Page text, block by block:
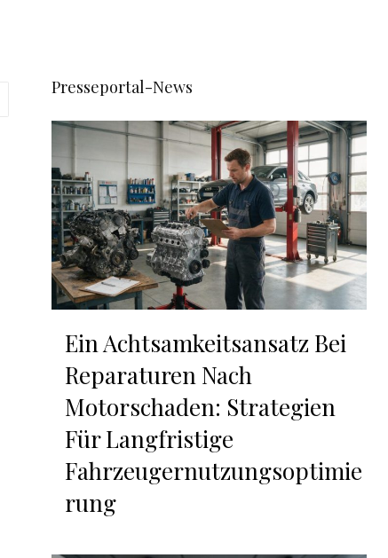
Presseportal-News
Ein Achtsamkeitsansatz Bei
Reparaturen Nach
Motorschaden: Strategien
Für Langfristige
Fahrzeugernutzungsoptimie
rung